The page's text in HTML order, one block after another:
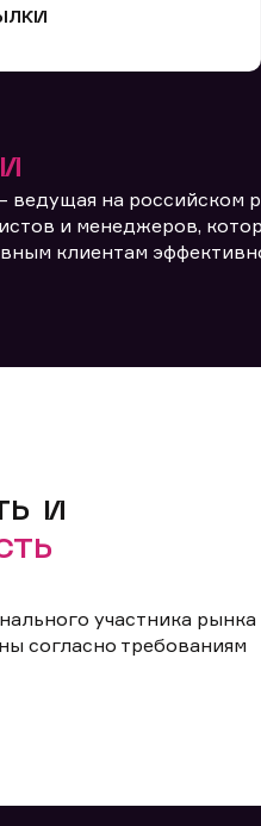
на российском
и менеджеров,
клиентам
и
участника рынка
согласно требованиям